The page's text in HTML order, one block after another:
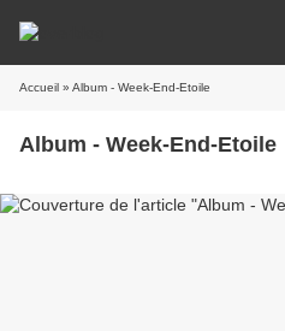
Accueil » Album - Week-End-Etoile
Album - Week-End-Etoile